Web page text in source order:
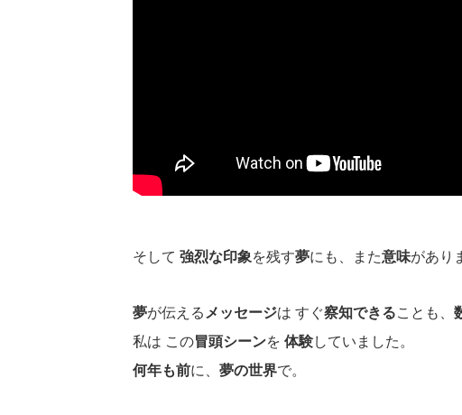
そして 強烈な印象を残す夢にも、また意味があり
夢が伝える メッセージは すぐ察知できることも、
私は この冒頭シーンを 体験していました。
何年も前に、 夢の世界で。